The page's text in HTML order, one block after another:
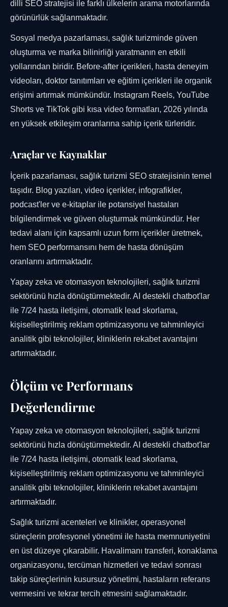
dilli SEO stratejisi ile farklı ülkelerin arama motorlarında
görünürlük sağlanmaktadır.
Sosyal medya pazarlaması, sağlık turizminde güven
oluşturma ve marka bilinirliği yaratmanın en etkili
yollarından biridir. Before-after içerikleri, hasta deneyim
videoları, doktor tanıtımları ve eğitim içerikleri ile organik
erişimi artırmak mümkündür. Instagram Reels, YouTube
Shorts ve TikTok gibi kısa video formatları, 2026 yılında
en yüksek etkileşim oranlarına sahip içerik türleridir.
Araçlar ve Kaynaklar
İçerik pazarlaması, sağlık turizmi SEO stratejisinin temel
taşıdır. Blog yazıları, video içerikler, infografikler,
podcast'ler ve e-kitaplar ile potansiyel hastaları
bilgilendirmek ve güven oluşturmak mümkündür. Her
tedavi alanı için kapsamlı uzun form içerikler üretmek,
hem SEO performansını hem de hasta dönüşüm
oranlarını artırmaktadır.
Yapay zeka ve otomasyon teknolojileri, sağlık turizmi
sektörünü hızla dönüştürmektedir. AI destekli chatbot'lar
ile 7/24 hasta iletişimi, otomatik lead skorlama,
kişiselleştirilmiş reklam optimizasyonu ve tahminleyici
analitik gibi teknolojiler, kliniklerin rekabet avantajını
artırmaktadır.
Ölçüm ve Performans
Değerlendirme
Yapay zeka ve otomasyon teknolojileri, sağlık turizmi
sektörünü hızla dönüştürmektedir. AI destekli chatbot'lar
ile 7/24 hasta iletişimi, otomatik lead skorlama,
kişiselleştirilmiş reklam optimizasyonu ve tahminleyici
analitik gibi teknolojiler, kliniklerin rekabet avantajını
artırmaktadır.
Sağlık turizmi acenteleri ve klinikler, operasyonel
süreçlerin profesyonel yönetimi ile hasta memnuniyetini
en üst düzeye çıkarabilir. Havalimanı transferi, konaklama
organizasyonu, tercüman hizmetleri ve tedavi sonrası
takip süreçlerinin kusursuz yönetimi, hastaların referans
vermesini ve tekrar tercih etmesini sağlamaktadır.